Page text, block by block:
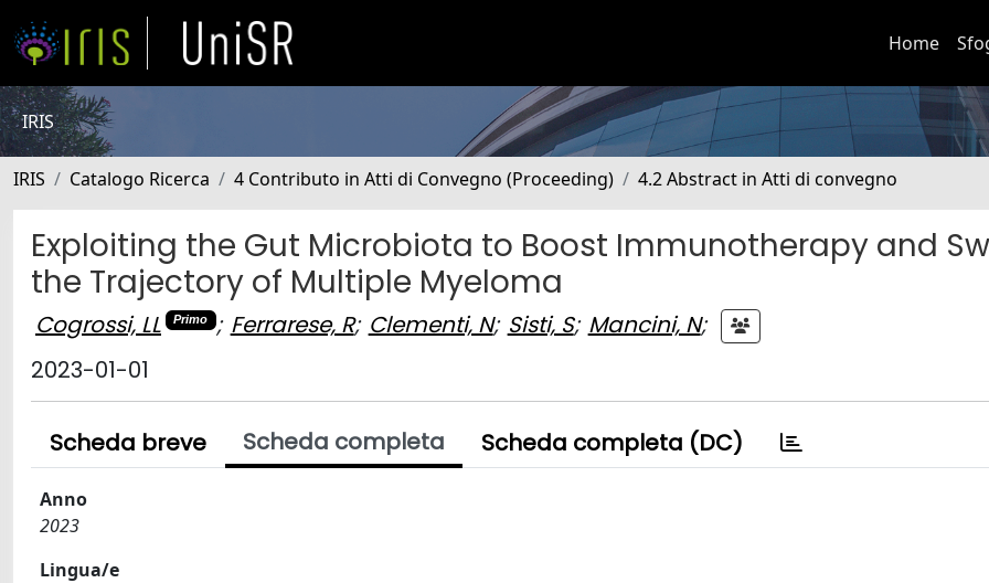
Home
IRIS
IRIS Catalogo Ricerca 4 Contributo in Atti di Convegno (Proceeding) 4.2 Abstract in Atti di convegno
Exploiting the Gut Microbiota to Boost Immunotherapy and
the Trajectory of Multiple Myeloma
Cogrossi, LL Primo ; Ferrarese, R; Clementi, N; Sisti, S; Mancini, N;
2023-01-01
Scheda breve Scheda completa Scheda completa (DC)
Anno
2023
Lingua/e